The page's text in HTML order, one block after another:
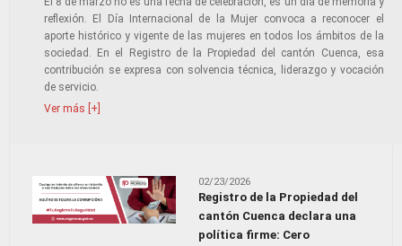
reflexión. El Día Internacional de la Mujer convoca a reconocer el
aporte histórico y vigente de las mujeres en todos los ámbitos de la
sociedad. En el Registro de la Propiedad del cantón Cuenca, esa
contribución se expresa con solvencia técnica, liderazgo y vocación
de servicio.
Ver más [+]
02/23/2026
Registro de la Propiedad del
cantón Cuenca declara una
política firme: Cero